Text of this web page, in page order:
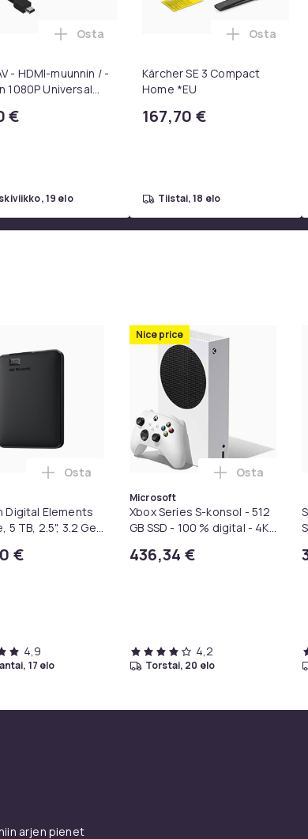
2 AE 2, AE 2i, AE 2w, SoundTrue, SoundLink Black
grillikoreja - Paras grillikori ikinä, pyöreä
- HDMI-muunnin / -
1080P Universal
€
Lisää RCA AV - HDMI-muunnin / -sovitin
Osta
19 elo
Kärcher SE 3 Compact
Home *EU
167,70 €
Lisää
Osta
tiistai, 18 elo
GeForce RTX 5080, 16 GB, GDDR7, 256 bittiä, 7680
Ekstrakt perfum 100 ml ostoskoriin
Digital Elements
5 TB, 2.5", 3.2 Gen
€
Lisää Western Digital Elements Portable, 5
Osta
4,9
17 elo
Nice price
Microsoft
Xbox Series S-konsol - 512
GB SSD - 100 % digital - 4K-
436,34 €
Lisää Xbox
Osta
4,2
torstai, 20 elo
arjen pienet